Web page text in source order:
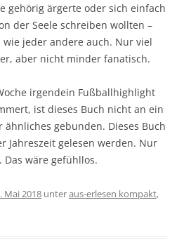
gehörig ärgerte oder sich einfach
der Seele schreiben wollten –
jeder andere auch. Nur viel
aber nicht minder fanatisch.
irgendein Fußballhighlight
ist dieses Buch nicht an ein
ähnliches gebunden. Dieses Buch
Jahreszeit gelesen werden. Nur
wäre gefühllos.
Mai 2018 unteraus-erlesen kompakt,